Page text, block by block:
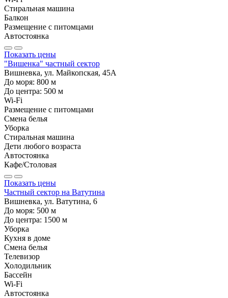
Стиральная машина
Балкон
Размещение с питомцами
Автостоянка
Показать цены
"Вишенка" частный сектор
Вишневка, ул. Майкопская, 45А
До моря: 800 м
До центра: 500 м
Wi-Fi
Размещение с питомцами
Смена белья
Уборка
Стиральная машина
Дети любого возраста
Автостоянка
Кафе/Столовая
Показать цены
Частный сектор на Ватутина
Вишневка, ул. Ватутина, 6
До моря: 500 м
До центра: 1500 м
Уборка
Кухня в доме
Смена белья
Телевизор
Холодильник
Бассейн
Wi-Fi
Автостоянка